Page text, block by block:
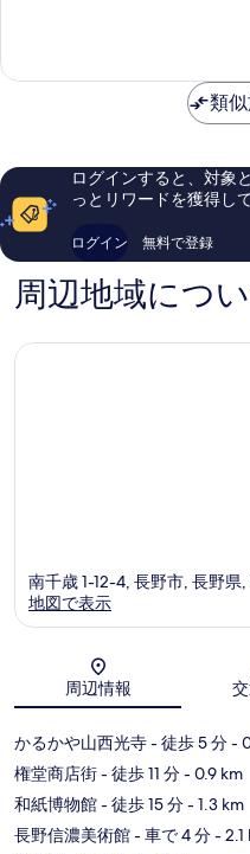
ス
駅
栗
田
て
口
ミ
420
の
口
ミ
類
ログインすると、対象
っとリワードを獲得し
ログイン 無料で登録
周辺地域につ
南千歳 1-12-4, 長野市, 長野
地図で表示
周辺情報
かるかや山西光寺- 徒歩 5 分-
権堂商店街- 徒歩 11 分- 0.9 km
和紙博物館- 徒歩 15 分- 1.3 km
長野信濃美術館- 車で 4 分- 2.1